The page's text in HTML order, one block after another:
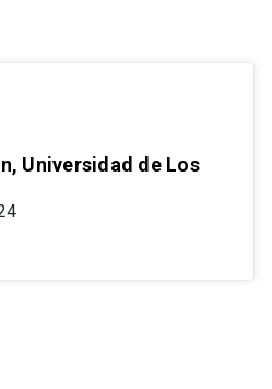
Universidad de Los